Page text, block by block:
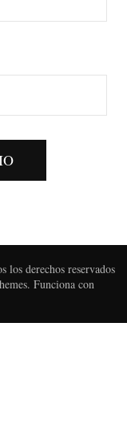
los derechos reservados
. Funciona con